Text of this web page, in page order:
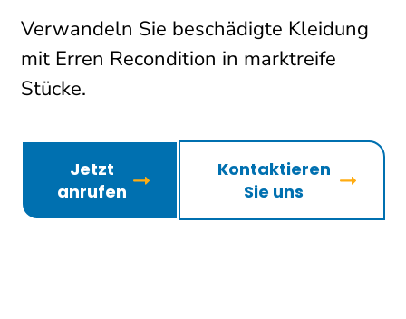
Verwandeln Sie beschädigte Kleidung
mit Erren Recondition in marktreife
Stücke.
Jetzt
anrufen
Kontaktieren
Sie uns